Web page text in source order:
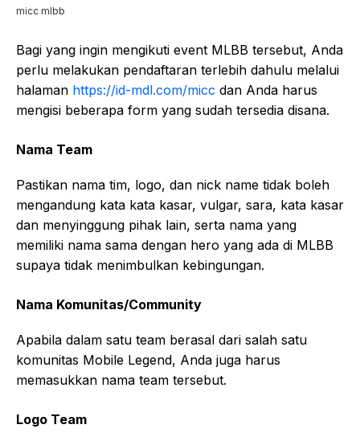
micc mlbb
Bagi yang ingin mengikuti event MLBB tersebut, Anda
perlu melakukan pendaftaran terlebih dahulu melalui
halaman https://id-mdl.com/micc dan Anda harus
mengisi beberapa form yang sudah tersedia disana.
Nama Team
Pastikan nama tim, logo, dan nick name tidak boleh
mengandung kata kata kasar, vulgar, sara, kata kasar
dan menyinggung pihak lain, serta nama yang
memiliki nama sama dengan hero yang ada di MLBB
supaya tidak menimbulkan kebingungan.
Nama Komunitas/Community
Apabila dalam satu team berasal dari salah satu
komunitas Mobile Legend, Anda juga harus
memasukkan nama team tersebut.
Logo Team